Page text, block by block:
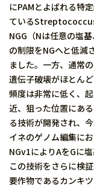
にPAMとよばれる特
ている
NGG（Nは任意の塩
の制限をNGへと低減
ました。一方、通常
遺伝子破壊がほとん
頻度は非常に低く、
近、狙った位置にあ
る技術が開発され、
イネのゲノム編集に
NGv1によりAをGに
この技術をさらに検
要作物であるカンキ